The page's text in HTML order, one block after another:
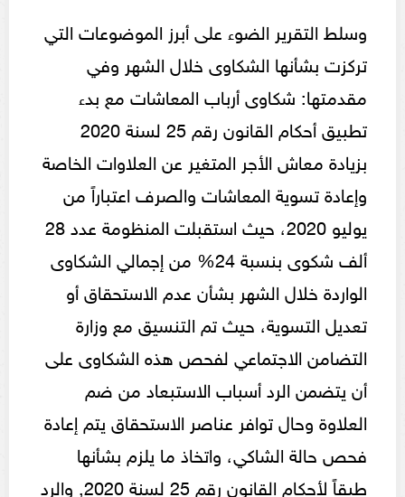
وسلط التقرير الضوء على أبرز الموضوعات التي
تركزت بشأنها الشكاوى خلال الشهر وفي
مقدمتها: شكاوى أرباب المعاشات مع بدء
تطبيق أحكام القانون رقم 25 لسنة 2020
بزيادة معاش الأجر المتغير عن العلاوات الخاصة
وإعادة تسوية المعاشات والصرف اعتباراً من
يوليو 2020، حيث استقبلت المنظومة عدد 28
ألف شكوى بنسبة 24% من إجمالي الشكاوى
الواردة خلال الشهر بشأن عدم الاستحقاق أو
تعديل التسوية، حيث تم التنسيق مع وزارة
التضامن الاجتماعي لفحص هذه الشكاوى على
أن يتضمن الرد أسباب الاستبعاد من ضم
العلاوة وحال توافر عناصر الاستحقاق يتم إعادة
فحص حالة الشاكي، واتخاذ ما يلزم بشأنها
طبقاً لأحكام القانون رقم 25 لسنة 2020, والرد